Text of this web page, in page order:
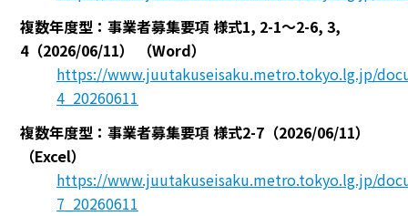
複数年度型：事業者募集要項 様式1, 2-1～2-6, 3,
4（2026/06/11）
（Word）
https://www.juutakuseisaku.metro.tokyo.lg.jp/
4_20260611
複数年度型：事業者募集要項 様式2-7（2026/06/11）
（Excel）
https://www.juutakuseisaku.metro.tokyo.lg.jp/
7_20260611